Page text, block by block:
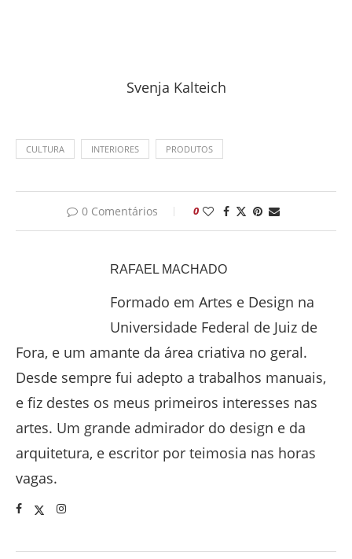
Svenja Kalteich
CULTURA INTERIORES PRODUTOS
0 Comentários 0
RAFAEL MACHADO
Formado em Artes e Design na
Universidade Federal de Juiz de
Fora, e um amante da área criativa no geral.
Desde sempre fui adepto a trabalhos manuais,
e fiz destes os meus primeiros interesses nas
artes. Um grande admirador do design e da
arquitetura, e escritor por teimosia nas horas
vagas.